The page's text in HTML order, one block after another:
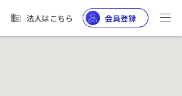
法人はこちら 会員登録